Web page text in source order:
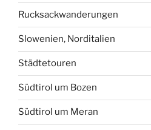
Rucksackwanderungen
Slowenien, Norditalien
Städtetouren
Südtirol um Bozen
Südtirol um Meran